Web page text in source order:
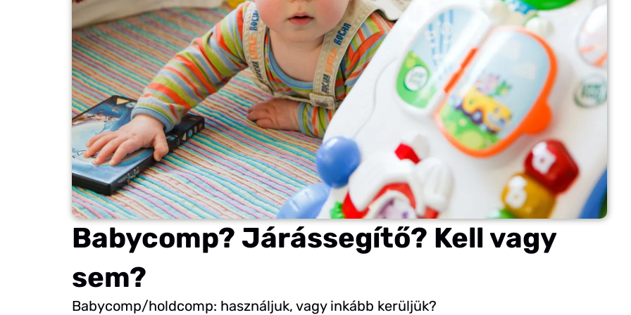
Babycomp? Járássegítő? Kell vagy
sem?
Babycomp/holdcomp: használjuk, vagy inkább kerüljük?